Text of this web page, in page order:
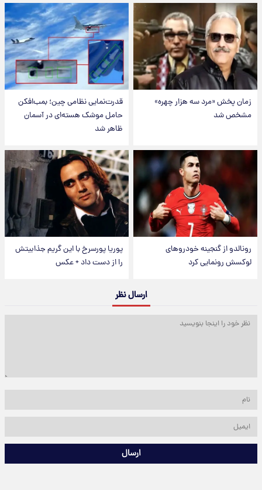
زمان پخش «مرد سه هزار چهره»
مشخص شد
قدرت‌نمایی نظامی چین؛ بمب‌افکن
حامل موشک هسته‌ای در آسمان
ظاهر شد
رونالدو از گنجینه خودروهای
لوکسش رونمایی کرد
پوریا پورسرخ با این گریم جذابیتش
را از دست داد + عکس
ارسال نظر
ارسال